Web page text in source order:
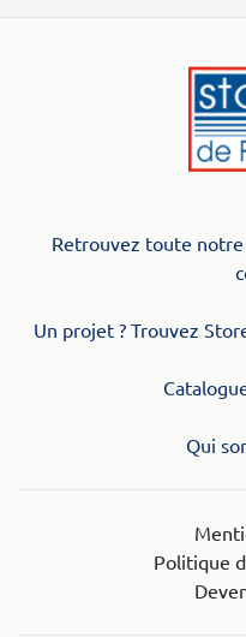
Retrouvez toute notre
Un projet ? Trouvez
Qui
Politique